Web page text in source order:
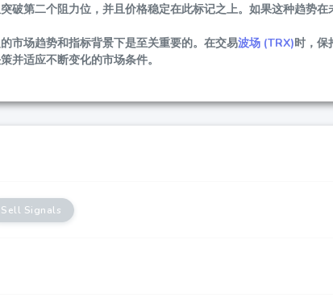
破第二个阻力位，并且价格稳定在此标记之上。如果这种趋势
市场趋势和指标背景下是至关重要的。在交易波场 (TRX)时，保
并适应不断变化的市场条件。
Sell Signals